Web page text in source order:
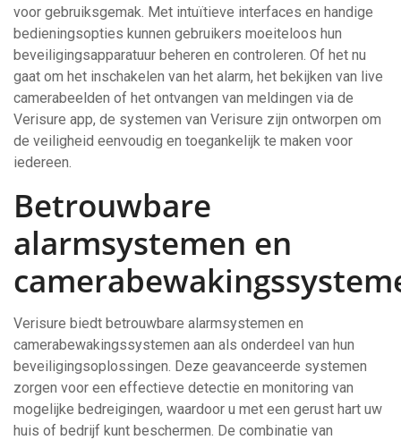
voor gebruiksgemak. Met intuïtieve interfaces en handige
bedieningsopties kunnen gebruikers moeiteloos hun
beveiligingsapparatuur beheren en controleren. Of het nu
gaat om het inschakelen van het alarm, het bekijken van live
camerabeelden of het ontvangen van meldingen via de
Verisure app, de systemen van Verisure zijn ontworpen om
de veiligheid eenvoudig en toegankelijk te maken voor
iedereen.
Betrouwbare
alarmsystemen en
Verisure biedt betrouwbare alarmsystemen en
camerabewakingssystemen aan als onderdeel van hun
beveiligingsoplossingen. Deze geavanceerde systemen
zorgen voor een effectieve detectie en monitoring van
mogelijke bedreigingen, waardoor u met een gerust hart uw
huis of bedrijf kunt beschermen. De combinatie van